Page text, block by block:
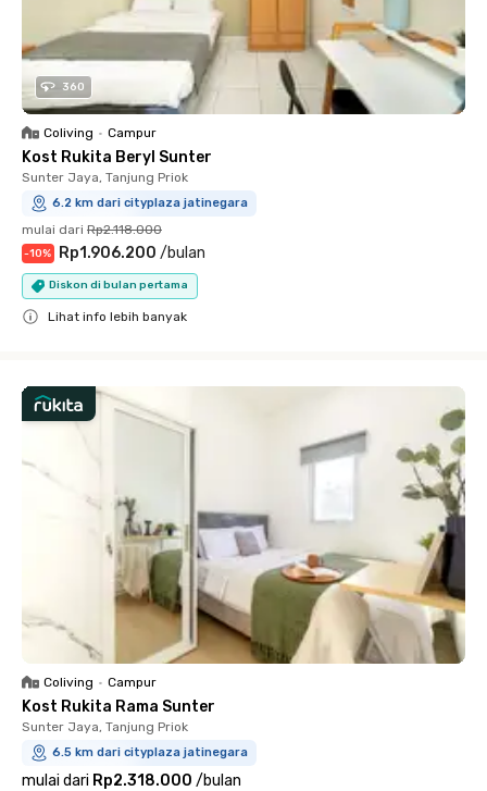
360
Coliving • Campur
Kost Rukita Beryl Sunter
Sunter Jaya, Tanjung Priok
6.2 km dari cityplaza jatinegara
mulai dari Rp2.118.000
-10% Rp1.906.200 /bulan
Diskon di bulan pertama
Lihat info lebih banyak
Coliving • Campur
Kost Rukita Rama Sunter
Sunter Jaya, Tanjung Priok
6.5 km dari cityplaza jatinegara
mulai dari Rp2.318.000 /bulan